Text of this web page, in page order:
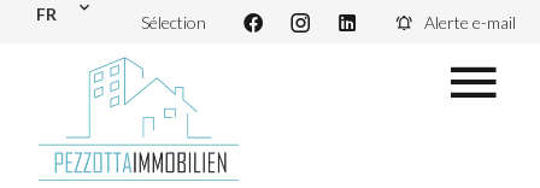
FR Sélection Alerte e-mail